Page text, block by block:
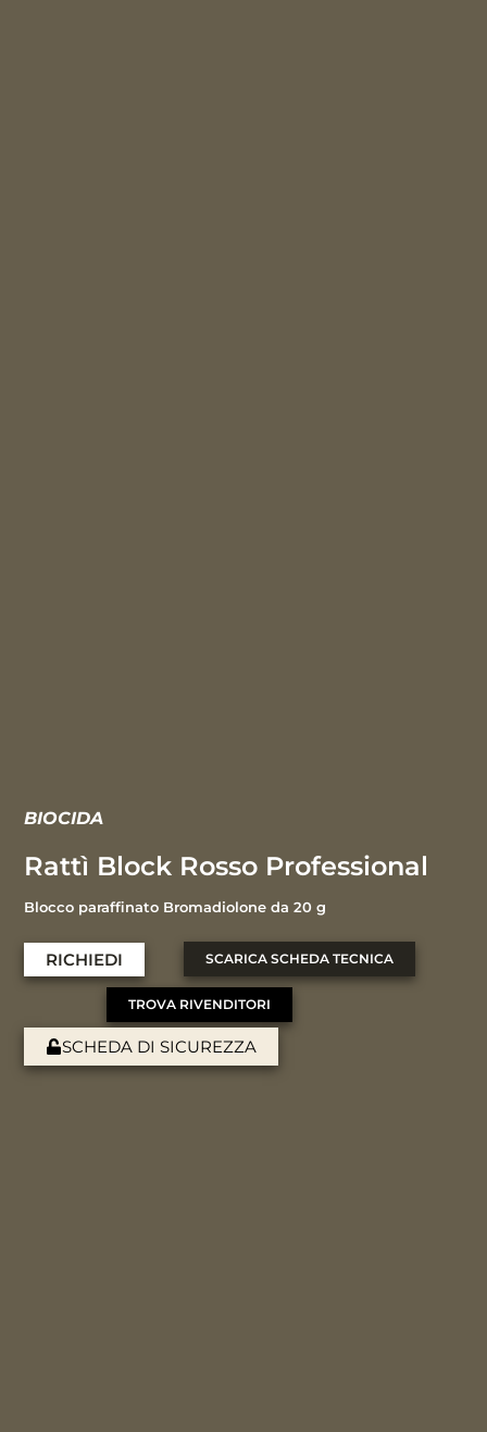
BIOCIDA
Rattì Block Rosso Professional
Blocco paraffinato Bromadiolone da 20 g
RICHIEDI SCARICA SCHEDA TECNICA
TROVA RIVENDITORI
SCHEDA DI SICUREZZA